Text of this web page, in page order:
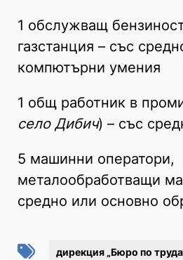
1 обслужващ
газстанция – със
компютърни умения
1 общ работник в
село Дибич) – със
5 машинни оператори,
металообработващи
средно или основно
дирекция „Бюро по